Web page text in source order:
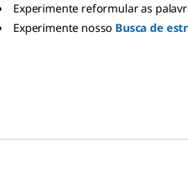
Experimente reformular as
Experimente nosso Busca de